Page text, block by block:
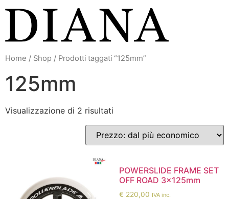
contenuto
Home / Shop / Prodotti taggati “125mm”
125mm
Visualizzazione di 2 risultati
POWERSLIDE FRAME SET
OFF ROAD 3x125mm
€ 220,00 IVA inc.